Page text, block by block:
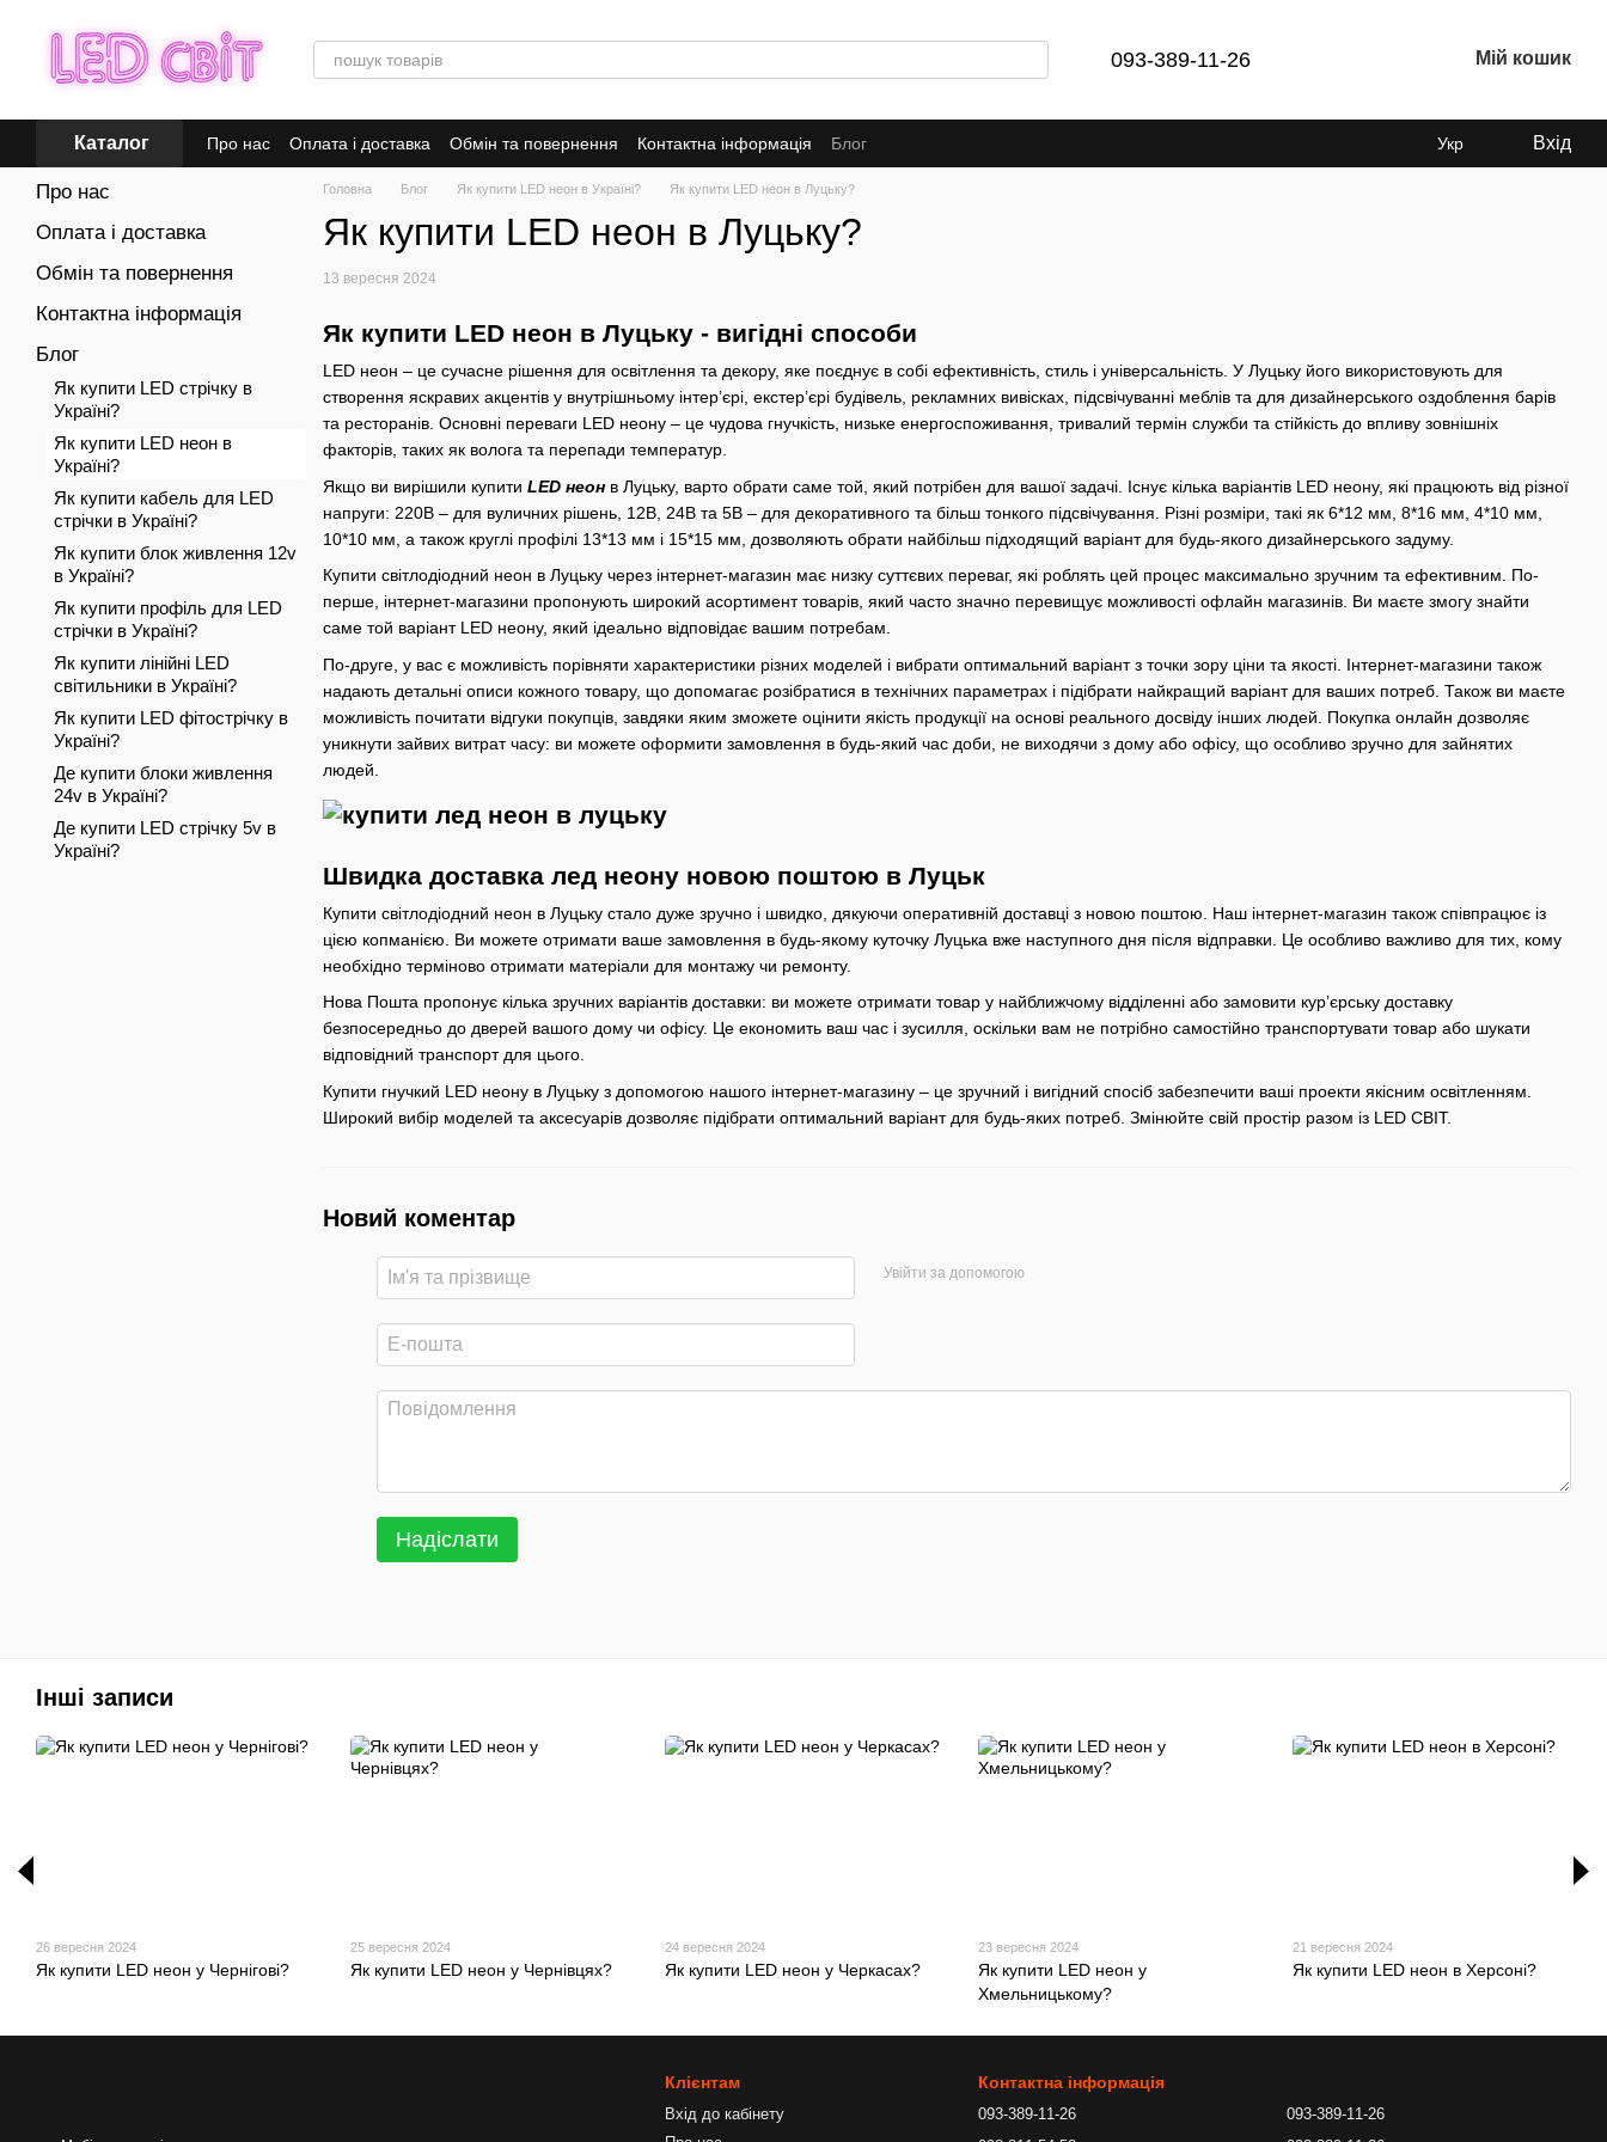
093-389-11-26 Мій кошик
Каталог Про нас Оплата і доставка Обмін та повернення Контактна інформація Блог Укр Вхід
Головна Блог Як купити LED неон в Україні? Як купити LED неон в Луцьку?
Як купити LED неон в Луцьку?
13 вересня 2024
Як купити LED неон в Луцьку - вигідні способи
LED неон – це сучасне рішення для освітлення та декору, яке поєднує в собі ефективність, стиль і універсальність. У Луцьку його використовують для
створення яскравих акцентів у внутрішньому інтер’єрі, екстер’єрі будівель, рекламних вивісках, підсвічуванні меблів та для дизайнерського оздоблення барів
та ресторанів. Основні переваги LED неону – це чудова гнучкість, низьке енергоспоживання, тривалий термін служби та стійкість до впливу зовнішніх
факторів, таких як волога та перепади температур.
Якщо ви вирішили купити LED неон в Луцьку, варто обрати саме той, який потрібен для вашої задачі. Існує кілька варіантів LED неону, які працюють від різної
напруги: 220В – для вуличних рішень, 12В, 24В та 5В – для декоративного та більш тонкого підсвічування. Різні розміри, такі як 6*12 мм, 8*16 мм, 4*10 мм,
10*10 мм, а також круглі профілі 13*13 мм і 15*15 мм, дозволяють обрати найбільш підходящий варіант для будь-якого дизайнерського задуму.
Купити світлодіодний неон в Луцьку через інтернет-магазин має низку суттєвих переваг, які роблять цей процес максимально зручним та ефективним. По-
перше, інтернет-магазини пропонують широкий асортимент товарів, який часто значно перевищує можливості офлайн магазинів. Ви маєте змогу знайти
саме той варіант LED неону, який ідеально відповідає вашим потребам.
По-друге, у вас є можливість порівняти характеристики різних моделей і вибрати оптимальний варіант з точки зору ціни та якості. Інтернет-магазини також
надають детальні описи кожного товару, що допомагає розібратися в технічних параметрах і підібрати найкращий варіант для ваших потреб. Також ви маєте
можливість почитати відгуки покупців, завдяки яким зможете оцінити якість продукції на основі реального досвіду інших людей. Покупка онлайн дозволяє
уникнути зайвих витрат часу: ви можете оформити замовлення в будь-який час доби, не виходячи з дому або офісу, що особливо зручно для зайнятих
людей.
Швидка доставка лед неону новою поштою в Луцьк
Купити світлодіодний неон в Луцьку стало дуже зручно і швидко, дякуючи оперативній доставці з новою поштою. Наш інтернет-магазин також співпрацює із
цією копманією. Ви можете отримати ваше замовлення в будь-якому куточку Луцька вже наступного дня після відправки. Це особливо важливо для тих, кому
необхідно терміново отримати матеріали для монтажу чи ремонту.
Нова Пошта пропонує кілька зручних варіантів доставки: ви можете отримати товар у найближчому відділенні або замовити кур’єрську доставку
безпосередньо до дверей вашого дому чи офісу. Це економить ваш час і зусилля, оскільки вам не потрібно самостійно транспортувати товар або шукати
відповідний транспорт для цього.
Купити гнучкий LED неону в Луцьку з допомогою нашого інтернет-магазину – це зручний і вигідний спосіб забезпечити ваші проекти якісним освітленням.
Широкий вибір моделей та аксесуарів дозволяє підібрати оптимальний варіант для будь-яких потреб. Змінюйте свій простір разом із LED CВІТ.
Новий коментар
Увійти за допомогою
Надіслати
Про нас
Оплата і доставка
Обмін та повернення
Контактна інформація
Блог
Як купити LED стрічку в
Україні?
Як купити LED неон в
Україні?
Як купити кабель для LED
стрічки в Україні?
Як купити блок живлення 12v
в Україні?
Як купити профіль для LED
стрічки в Україні?
Як купити лінійні LED
світильники в Україні?
Як купити LED фітострічку в
Україні?
Де купити блоки живлення
24v в Україні?
Де купити LED стрічку 5v в
Україні?
Інші записи
26 вересня 2024
Як купити LED неон у Чернігові?
25 вересня 2024
Як купити LED неон у Чернівцях?
24 вересня 2024
Як купити LED неон у Черкасах?
23 вересня 2024
Як купити LED неон у
Хмельницькому?
21 вересня 2024
Як купити LED неон в Херсоні?
Клієнтам
Вхід до кабінету
Контактна інформація
093-389-11-26
093-389-11-26